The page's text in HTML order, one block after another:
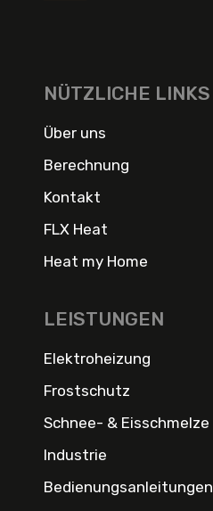
NÜTZLICHE LINKS
Über uns
Berechnung
Kontakt
FLX Heat
Heat my Home
LEISTUNGEN
Elektroheizung
Frostschutz
Schnee- & Eisschmelze
Industrie
Bedienungsanleitungen